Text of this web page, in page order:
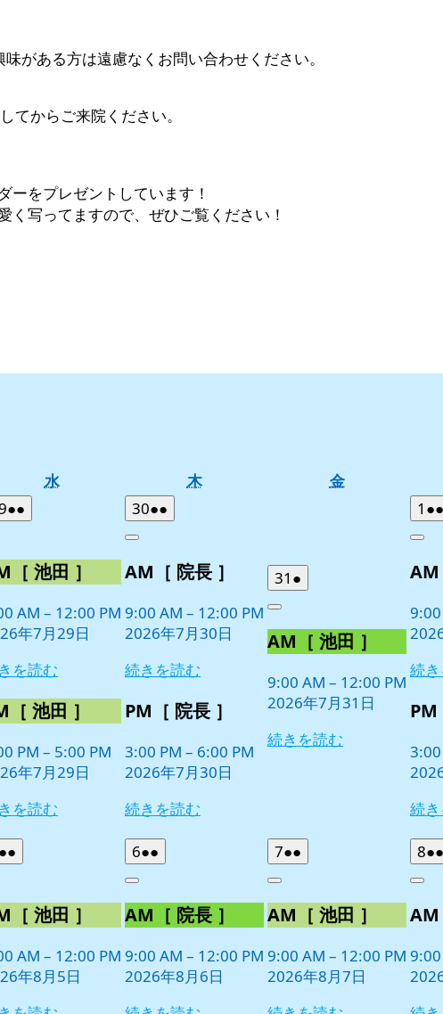
がある方は遠慮なくお問い合わせください。
てからご来院ください。
ーをプレゼントしています！
写ってますので、ぜひご覧ください！
水水
木木
金金
2026
年
月
29
日
●●
件
イ
ン
ト)
［ 池田 ］
AM – 12:00 PM
年7月29日
を読む
［ 池田 ］
PM – 5:00 PM
年7月29日
を読む
302026
年
月
日
●●
件
イ
ン
ト)
Close
AM［ 院長 ］
9:00 AM – 12:00 PM
2026年7月30日
続きを読む
PM［ 院長 ］
3:00 PM – 6:00 PM
2026年7月30日
続きを読む
31 2026
年
月
31
日
●
件
イ
ン
ト)
Close
AM［ 池田 ］
9:00 AM – 12:00 PM
2026年7月31日
続きを読む
1
年
月
日
●●
AM
続
PM
続
2026
●●
件
イ
ン
ト)
［ 池田 ］
AM – 12:00 PM
年8月5日
62026
年
月
6
日
●●
件
イ
ン
ト)
Close
AM［ 院長 ］
9:00 AM – 12:00 PM
2026年8月6日
72026
年
月
7
日
●●
件
イ
ン
ト)
Close
AM［ 池田 ］
9:00 AM – 12:00 PM
2026年8月7日
8
年
月
日
●●
AM